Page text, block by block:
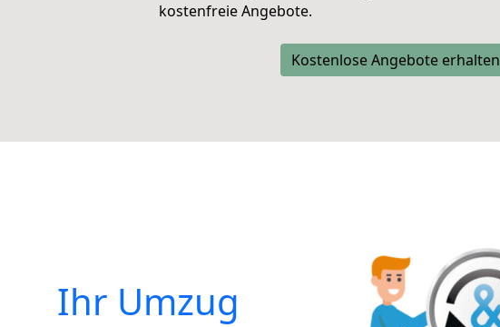
kostenfreie Angebote.
Kostenlose Angebote erhalten
Ihr Umzug